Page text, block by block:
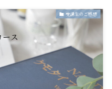
受講生のご感想